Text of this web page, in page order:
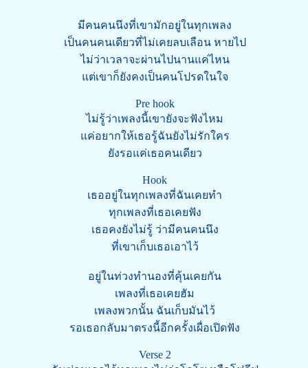
มีคนคนนึงที่เขามักอยู่ในทุกเพลง
เป็นคนคนเดียวที่ไม่เคยลบเลือน หายไป
ไม่ว่าเวลาจะผ่านไปนานแค่ไหน
แต่เขาก็ยังคงเป็นคนโปรดในใจ
Pre hook
ไม่รู้ว่าเพลงนี้เขายังจะฟังไหม
แค่อยากให้เธอรู้ฉันยังไม่รักใคร
ยังรอแค่เธอคนเดียว
Hook
เธออยู่ในทุกเพลงที่ฉันเคยทำ
ทุกเพลงที่เธอเคยฟัง
เธอคงยังไม่รู้ ว่ามีคนคนนึง
ที่เขาเก็บเธอเอาไว้
อยู่ในท่วงทำนองที่คุ้นเคยกัน
เพลงที่เธอเคยฮัม
เพลงพวกนั้น ฉันเก็บมันไว้
รอเธอกลับมาตรงนี้อีกครั้งเผื่อเปิดฟัง
Verse 2